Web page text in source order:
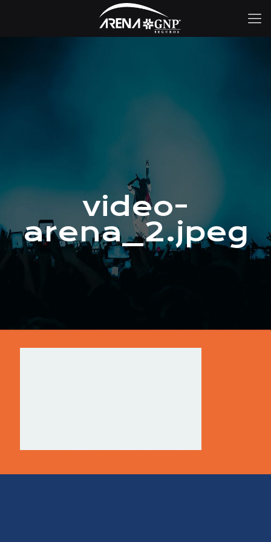
video-
arena_2.jpeg